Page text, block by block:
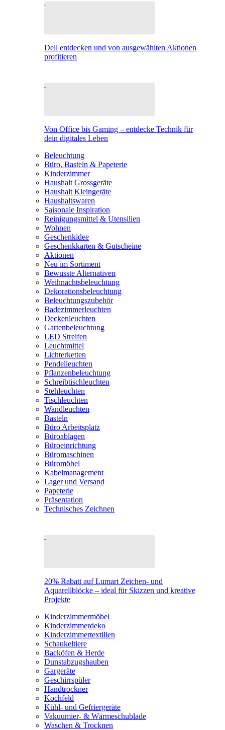
Dell entdecken und von ausgewählten Aktionen
profitieren
Von Office bis Gaming – entdecke Technik für
dein digitales Leben
Beleuchtung
Büro, Basteln & Papeterie
Kinderzimmer
Haushalt Grossgeräte
Haushalt Kleingeräte
Haushaltswaren
Saisonale Inspiration
Reinigungsmittel & Utensilien
Wohnen
Geschenkidee
Geschenkkarten & Gutscheine
Aktionen
Neu im Sortiment
Bewusste Alternativen
Weihnachtsbeleuchtung
Dekorationsbeleuchtung
Beleuchtungszubehör
Badezimmerleuchten
Deckenleuchten
Gartenbeleuchtung
LED Streifen
Leuchtmittel
Lichterketten
Pendelleuchten
Pflanzenbeleuchtung
Schreibtischleuchten
Stehleuchten
Tischleuchten
Wandleuchten
Basteln
Büro Arbeitsplatz
Büroablagen
Büroeinrichtung
Büromaschinen
Büromöbel
Kabelmanagement
Lager und Versand
Papeterie
Präsentation
Technisches Zeichnen
20% Rabatt auf Lumart Zeichen- und
Aquarellblöcke – ideal für Skizzen und kreative
Projekte
Kinderzimmermöbel
Kinderzimmerdeko
Kinderzimmertextilien
Schaukeltiere
Backöfen & Herde
Dunstabzugshauben
Gargeräte
Geschirrspüler
Handtrockner
Kochfeld
Kühl- und Gefriergeräte
Vakuumier- & Wärmeschublade
Waschen & Trocknen